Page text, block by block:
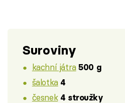
Suroviny
kachní játra 500 g
šalotka 4
česnek 4 stroužky